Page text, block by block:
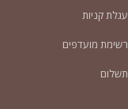
עגלת קניות
רשימת מועדפים
תשלום